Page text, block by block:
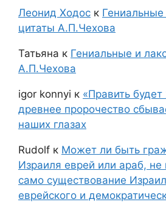
Леонид Ходос к
цитаты А.П.Чехова
Татьяна к Гениальные и
А.П.Чехова
igor konnyi к «Править
древнее пророчество
наших глазах
Rudolf к Может ли быть
Израиля еврей или араб,
само существование
еврейского и